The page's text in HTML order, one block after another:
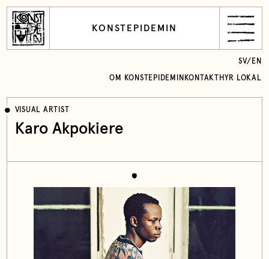
KONSTEPIDEMIN
OM KONSTEPIDEMIN KONTAKT HYR LOKAL
SV/ EN
VISUAL ARTIST
Karo Akpokiere